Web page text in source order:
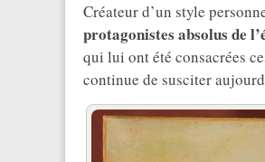
Créateur d’un style
protagonistes absolus de
qui lui ont été consacrées
continue de susciter